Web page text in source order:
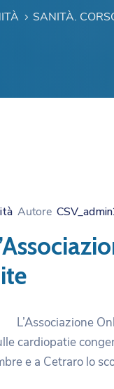
SANITÀ.
Autore
L’Associazione
cardiopatie
e a Cetraro lo